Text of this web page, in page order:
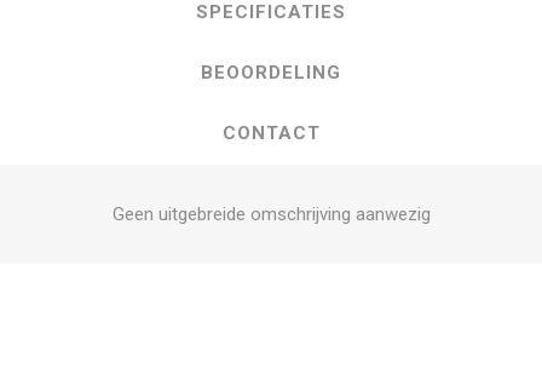
SPECIFICATIES
BEOORDELING
CONTACT
Geen uitgebreide omschrijving aanwezig